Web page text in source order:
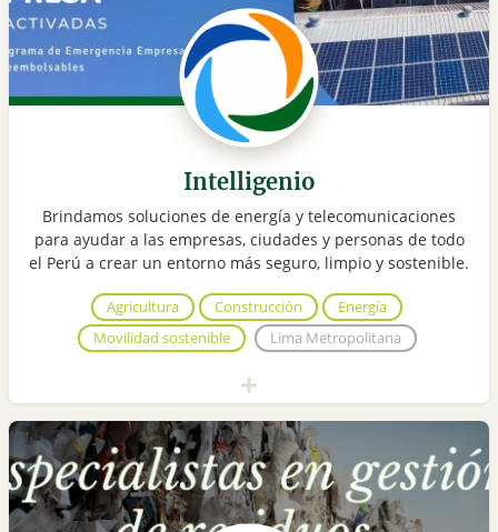
Intelligenio
Brindamos soluciones de energía y telecomunicaciones
para ayudar a las empresas, ciudades y personas de todo
el Perú a crear un entorno más seguro, limpio y sostenible.
Agricultura Construcción
Energía
Movilidad sostenible
Lima Metropolitana